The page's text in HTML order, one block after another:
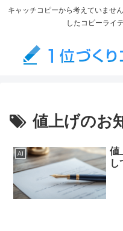
キャッチコピーから考えていませ
したコピーライ
値上げのお
AI
値
し